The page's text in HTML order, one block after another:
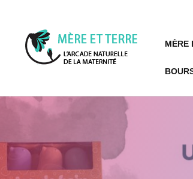
MÈRE